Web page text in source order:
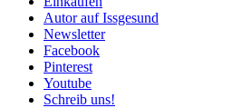
Autor auf Issgesund
Newsletter
Facebook
Pinterest
Youtube
Schreib uns!